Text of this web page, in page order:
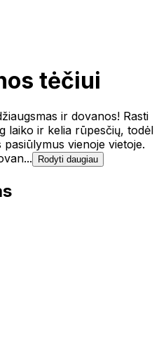
tėčiui
ir dovanos! Rasti
laiko ir kelia rūpesčių, todėl
vienoje vietoje.
Rodyti daugiau